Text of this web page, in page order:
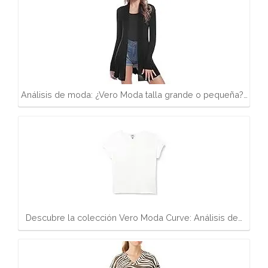
Análisis de moda: ¿Vero Moda talla grande o pequeña?…
Descubre la colección Vero Moda Curve: Análisis de…